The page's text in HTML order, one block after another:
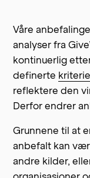
Våre
analyser fra
kontinuerlig
definerte
reflektere den
Derfor endrer
Grunnene til at
anbefalt kan
andre kilder,